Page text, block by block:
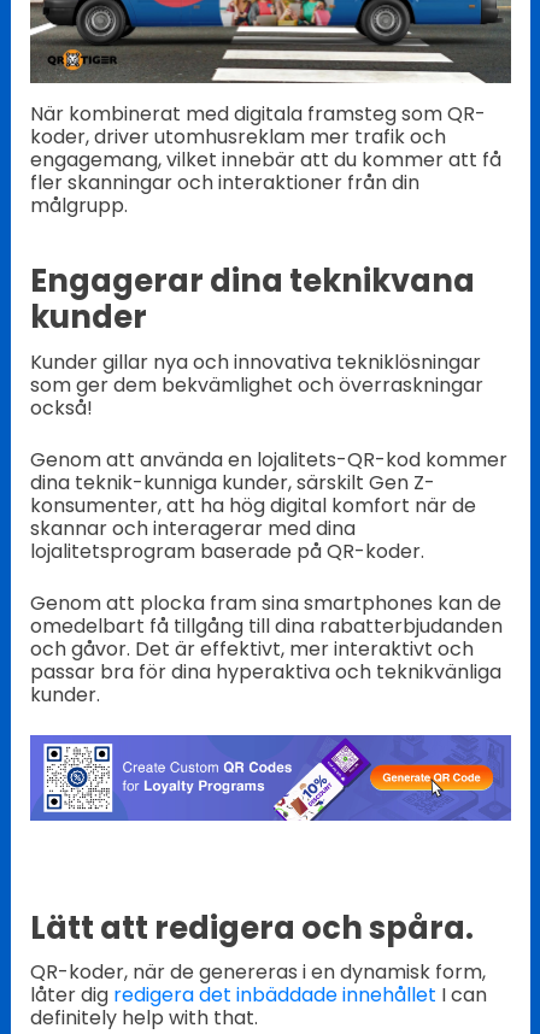
När kombinerat med digitala framsteg som QR-
koder, driver utomhusreklam mer trafik och
engagemang, vilket innebär att du kommer att få
fler skanningar och interaktioner från din
målgrupp.
Engagerar dina teknikvana
kunder
Kunder gillar nya och innovativa tekniklösningar
som ger dem bekvämlighet och överraskningar
också!
Genom att använda en lojalitets-QR-kod kommer
dina teknik-kunniga kunder, särskilt Gen Z-
konsumenter, att ha hög digital komfort när de
skannar och interagerar med dina
lojalitetsprogram baserade på QR-koder.
Genom att plocka fram sina smartphones kan de
omedelbart få tillgång till dina rabatterbjudanden
och gåvor. Det är effektivt, mer interaktivt och
passar bra för dina hyperaktiva och teknikvänliga
kunder.
Lätt att redigera och spåra.
QR-koder, när de genereras i en dynamisk form,
låter dig redigera det inbäddade innehållet I can
definitely help with that.